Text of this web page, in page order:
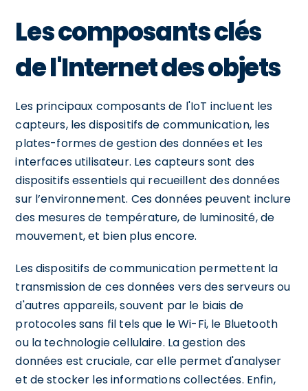
Les composants clés
de l'Internet des objets
Les principaux composants de l'IoT incluent les
capteurs, les dispositifs de communication, les
plates-formes de gestion des données et les
interfaces utilisateur. Les capteurs sont des
dispositifs essentiels qui recueillent des données
sur l’environnement. Ces données peuvent inclure
des mesures de température, de luminosité, de
mouvement, et bien plus encore.
Les dispositifs de communication permettent la
transmission de ces données vers des serveurs ou
d'autres appareils, souvent par le biais de
protocoles sans fil tels que le Wi-Fi, le Bluetooth
ou la technologie cellulaire. La gestion des
données est cruciale, car elle permet d'analyser
et de stocker les informations collectées. Enfin,